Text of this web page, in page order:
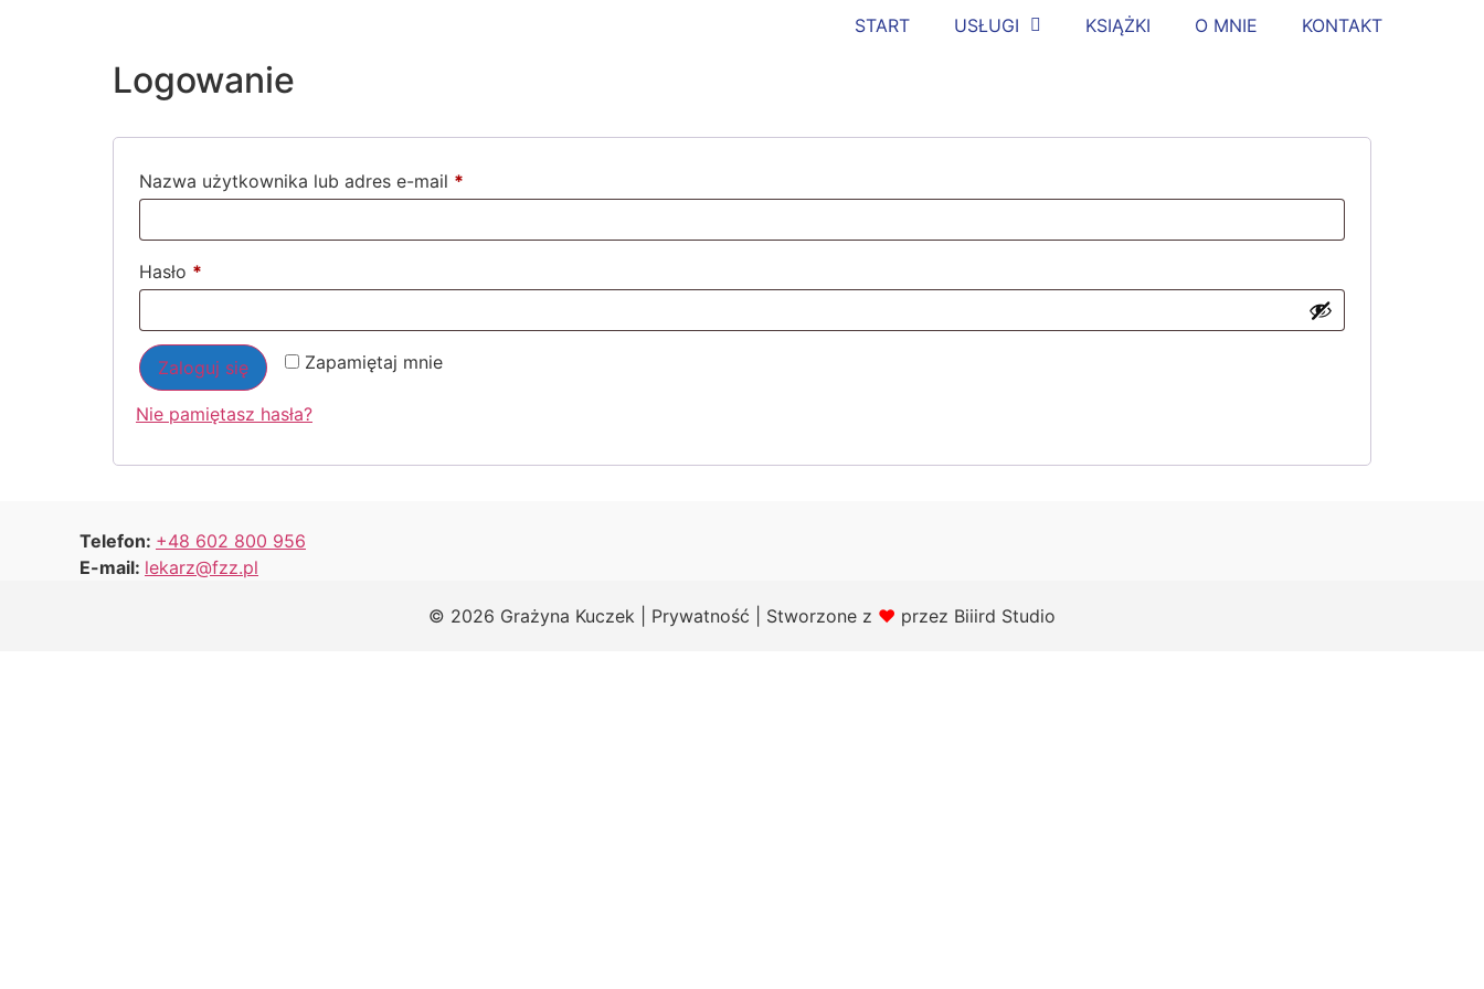
START USŁUGI KSIĄŻKI O MNIE KONTAKT
Logowanie
Nazwa użytkownika lub adres e-mail *
Hasło *
Zapamiętaj mnie
Zaloguj się
Nie pamiętasz hasła?
Telefon: +48 602 800 956
E-mail: lekarz@fzz.pl
© 2026 Grażyna Kuczek | Prywatność | Stworzone z ❤ przez Biiird Studio